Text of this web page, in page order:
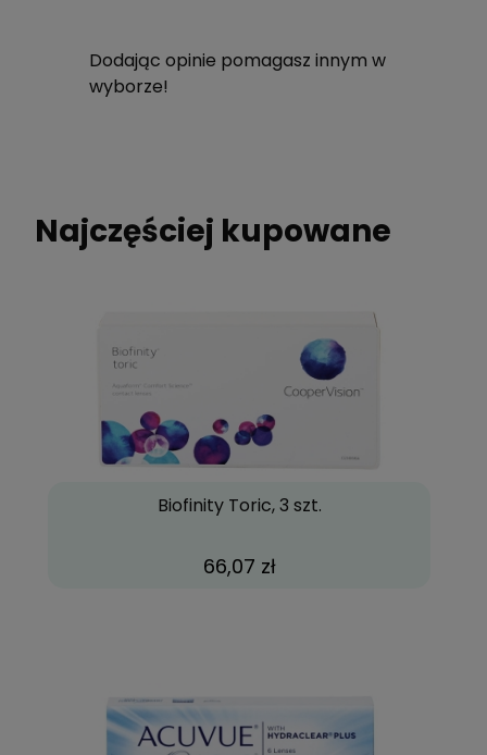
Dodając opinie pomagasz innym w
wyborze!
Najczęściej kupowane
Biofinity Toric, 3 szt.
66,07 zł